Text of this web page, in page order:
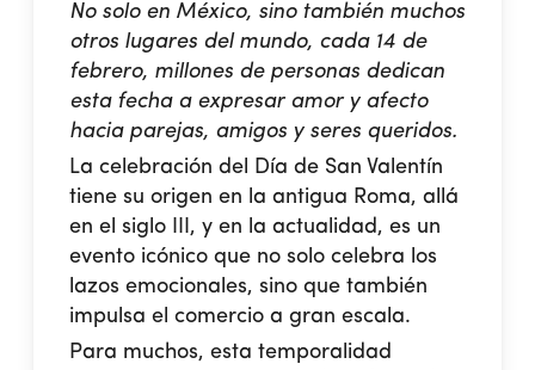
No solo en México, sino también muchos
otros lugares del mundo, cada 14 de
febrero, millones de personas dedican
esta fecha a expresar amor y afecto
hacia parejas, amigos y seres queridos.
La celebración del
Día de San Valentín
tiene su origen en la antigua Roma, allá
en el siglo III, y en la actualidad, es un
evento icónico que no solo celebra los
lazos emocionales, sino que también
impulsa el comercio a gran escala.
Para muchos, esta temporalidad